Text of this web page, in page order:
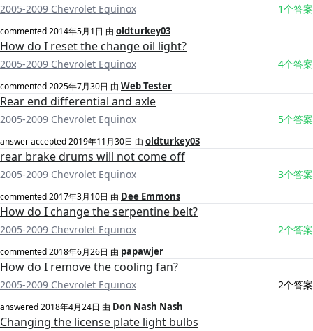
2005-2009 Chevrolet Equinox 1个答案
commented2014年5月1日 由 oldturkey03
How do I reset the change oil light?
2005-2009 Chevrolet Equinox 4个答案
commented2025年7月30日 由 Web Tester
Rear end differential and axle
2005-2009 Chevrolet Equinox 5个答案
answer accepted2019年11月30日 由 oldturkey03
rear brake drums will not come off
2005-2009 Chevrolet Equinox 3个答案
commented2017年3月10日 由 Dee Emmons
How do I change the serpentine belt?
2005-2009 Chevrolet Equinox 2个答案
commented2018年6月26日 由 papawjer
How do I remove the cooling fan?
2005-2009 Chevrolet Equinox 2个答案
answered2018年4月24日 由 Don Nash Nash
Changing the license plate light bulbs